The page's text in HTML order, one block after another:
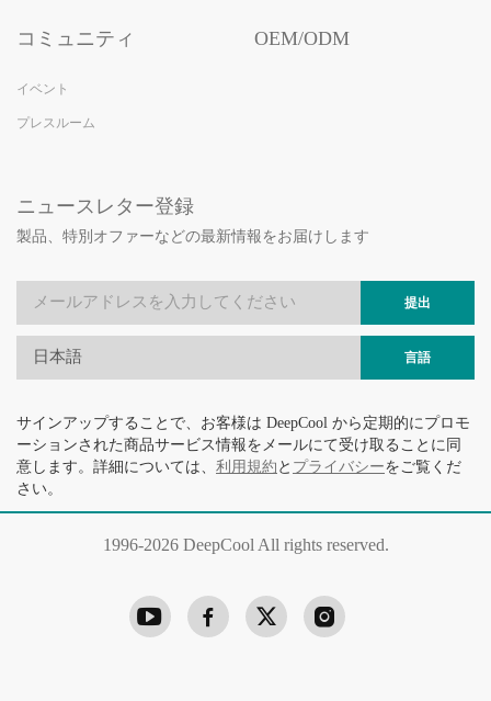
コミュニティ
イベント
プレスルーム
OEM/ODM
ニュースレター登録
製品、特別オファーなどの最新情報をお届けします
提出
日本語 言語
サインアップすることで、お客様は DeepCool から定期的にプロモ
ーションされた商品サービス情報をメールにて受け取ることに同
意します。詳細については、 利用規約 と プライバシーをご覧くだ
さい。
1996-2026 DeepCool All rights reserved.